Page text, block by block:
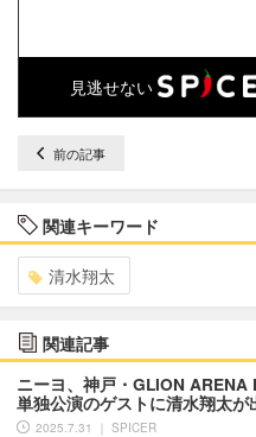
見逃せない
前の記事
関連キーワード
清水翔太
関連記事
ニーヨ、神戸・GLION ARENA
単独公演のゲストに清水翔太が
2025.7.31 ｜ SPICER